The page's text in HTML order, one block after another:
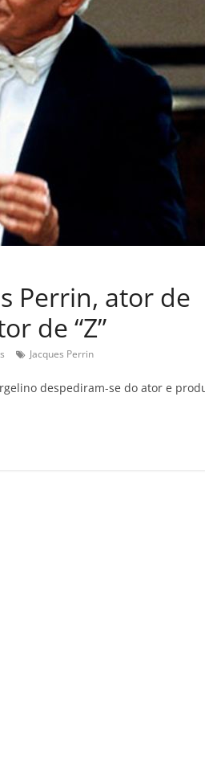
Perrin, ator de
de “Z”
Jacques Perrin
despediram-se do ator e